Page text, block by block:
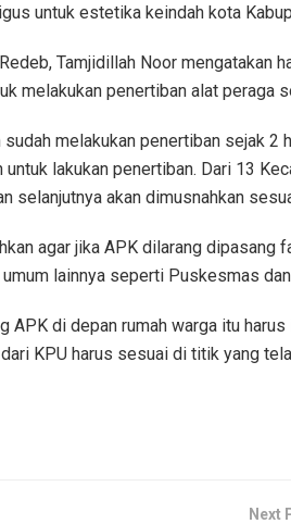
untuk estetika keindah kota
Tamjidillah Noor mengatakan
melakukan penertiban alat peraga
sudah melakukan penertiban sejak 2
untuk lakukan penertiban. Dari 13
selanjutnya akan dimusnahkan
agar jika APK dilarang dipasang
lainnya seperti Puskesmas
APK di depan rumah warga itu
KPU harus sesuai di titik yang
Next